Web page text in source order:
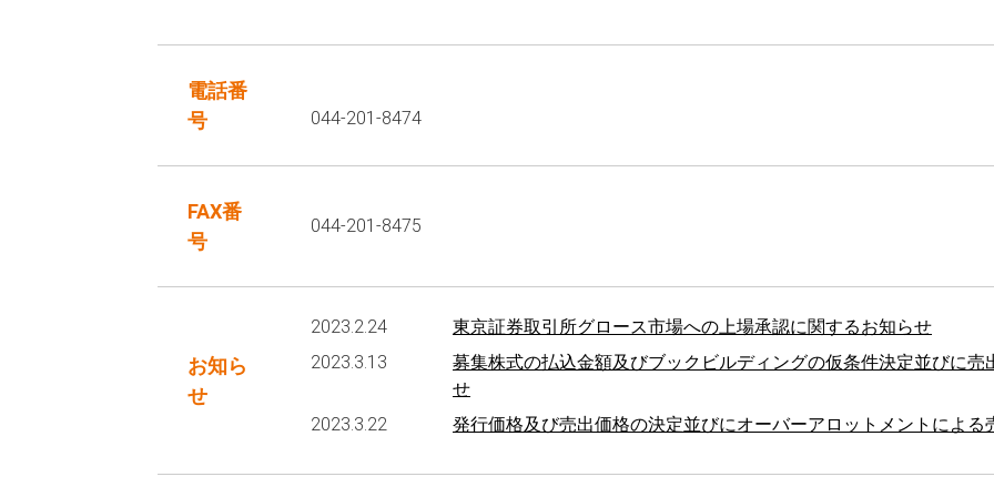
電話番
号
044-201-8474
FAX番
号
044-201-8475
お知ら
せ
2023.2.24
東京証券取引所グロース市場への上場承認に関するお知らせ
2023.3.13
募集株式の払込金額及びブックビルディングの仮条件決定並びに
せ
2023.3.22
発行価格及び売出価格の決定並びにオーバーアロットメントによ